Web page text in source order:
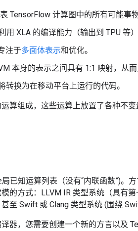
TensorFlow 计算图中的所有可能事物
用 XLA 的编译能力（输出到 TPU 等）
注于多面体表示和优化。
本身的表示之间具有 1:1 映射，从
转换为在移动平台上运行的代码。
算组成，这些运算上放置了各种不
已知运算列表（没有“内联函数”)。
的方式：LLVM IR 类型系统（具有
至 Swift 或 Clang 类型系统 (围绕
器，您需要创建一个新的方言以及